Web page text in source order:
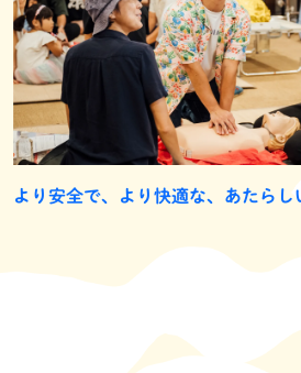
より安全で、より快適な、あたらし